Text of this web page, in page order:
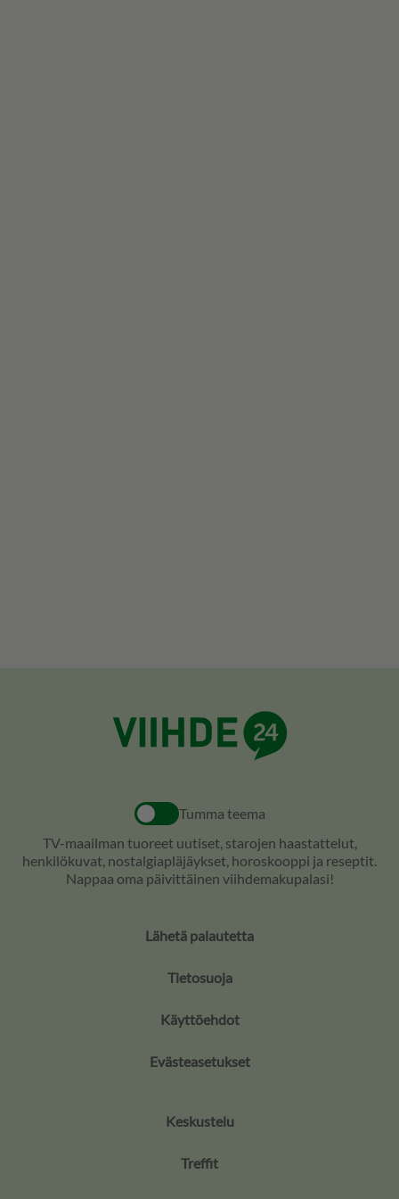
Tumma teema
TV-maailman tuoreet uutiset, starojen haastattelut,
henkilökuvat, nostalgiapläjäykset, horoskooppi ja reseptit.
Nappaa oma päivittäinen viihdemakupalasi!
Lähetä palautetta
Tietosuoja
Käyttöehdot
Evästeasetukset
Keskustelu
Treffit